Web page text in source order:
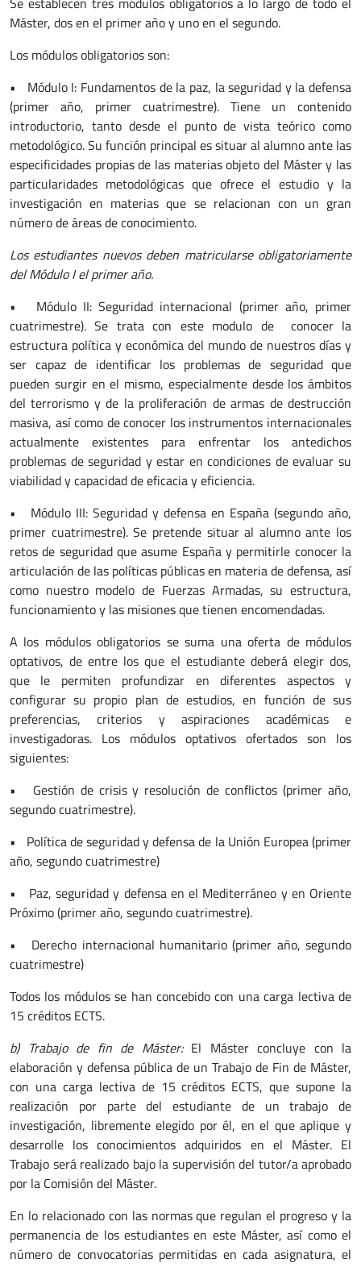
Máster, dos en el primer año y uno en el segundo.
Los módulos obligatorios son:
• Módulo I: Fundamentos de la paz, la seguridad y la defensa
(primer año, primer cuatrimestre). Tiene un contenido
introductorio, tanto desde el punto de vista teórico como
metodológico. Su función principal es situar al alumno ante las
especificidades propias de las materias objeto del Máster y las
particularidades metodológicas que ofrece el estudio y la
investigación en materias que se relacionan con un gran
número de áreas de conocimiento.
Los estudiantes nuevos deben matricularse obligatoriamente
del Módulo I el primer año.
• Módulo II: Seguridad internacional (primer año, primer
cuatrimestre). Se trata con este modulo de conocer la
estructura política y económica del mundo de nuestros días y
ser capaz de identificar los problemas de seguridad que
pueden surgir en el mismo, especialmente desde los ámbitos
del terrorismo y de la proliferación de armas de destrucción
masiva, así como de conocer los instrumentos internacionales
actualmente existentes para enfrentar los antedichos
problemas de seguridad y estar en condiciones de evaluar su
viabilidad y capacidad de eficacia y eficiencia.
• Módulo III: Seguridad y defensa en España (segundo año,
primer cuatrimestre). Se pretende situar al alumno ante los
retos de seguridad que asume España y permitirle conocer la
articulación de las políticas públicas en materia de defensa, así
como nuestro modelo de Fuerzas Armadas, su estructura,
funcionamiento y las misiones que tienen encomendadas.
A los módulos obligatorios se suma una oferta de módulos
optativos, de entre los que el estudiante deberá elegir dos,
que le permiten profundizar en diferentes aspectos y
configurar su propio plan de estudios, en función de sus
preferencias, criterios y aspiraciones académicas e
investigadoras. Los módulos optativos ofertados son los
siguientes:
• Gestión de crisis y resolución de conflictos (primer año,
segundo cuatrimestre).
• Política de seguridad y defensa de la Unión Europea (primer
año, segundo cuatrimestre)
• Paz, seguridad y defensa en el Mediterráneo y en Oriente
Próximo (primer año, segundo cuatrimestre).
• Derecho internacional humanitario (primer año, segundo
cuatrimestre)
Todos los módulos se han concebido con una carga lectiva de
15 créditos ECTS.
b) Trabajo de fin de Máster:El Máster concluye con la
elaboración y defensa pública de un Trabajo de Fin de Máster,
con una carga lectiva de 15 créditos ECTS, que supone la
realización por parte del estudiante de un trabajo de
investigación, libremente elegido por él, en el que aplique y
desarrolle los conocimientos adquiridos en el Máster. El
Trabajo será realizado bajo la supervisión del tutor/a aprobado
por la Comisión del Máster.
En lo relacionado con las normas que regulan el progreso y la
permanencia de los estudiantes en este Máster, así como el
número de convocatorias permitidas en cada asignatura, el